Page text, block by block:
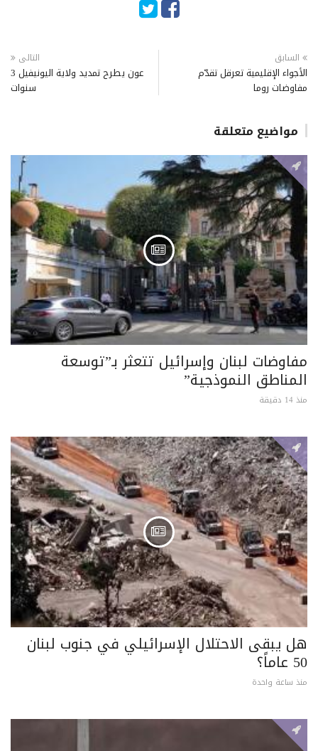
السابق
الأجواء الإقليمية تعرقل تقدّم
مفاوضات روما
التالى
عون يطرح تمديد ولاية اليونيفيل 3
سنوات
مواضيع متعلقة
مفاوضات لبنان وإسرائيل تتعثر بـ”توسعة
المناطق النموذجية”
منذ 14 دقيقة
هل يبقى الاحتلال الإسرائيلي في جنوب لبنان
50 عاماً؟
منذ ساعة واحدة